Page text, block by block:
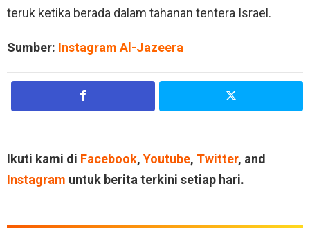
teruk ketika berada dalam tahanan tentera Israel.
Sumber: Instagram Al-Jazeera
Ikuti kami di Facebook, Youtube, Twitter, and
Instagram untuk berita terkini setiap hari.